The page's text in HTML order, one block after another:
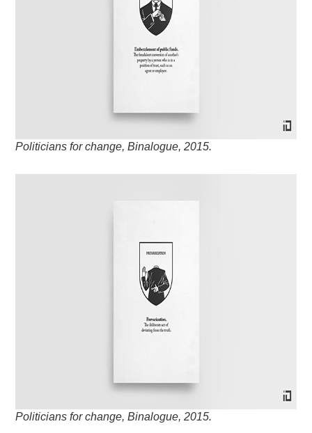
Politicians for change, Binalogue, 2015.
Politicians for change, Binalogue, 2015.